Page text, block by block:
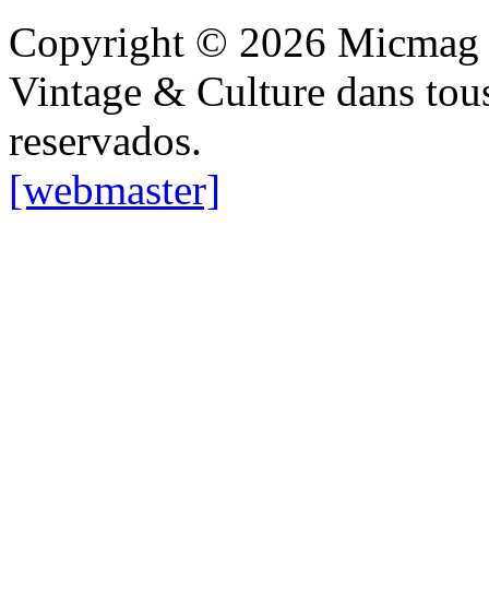
Copyright © 2026 Micmag
Vintage & Culture dans
reservados.
[webmaster]